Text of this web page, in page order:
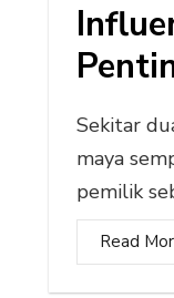
Sekitar
maya
pemilik
Read